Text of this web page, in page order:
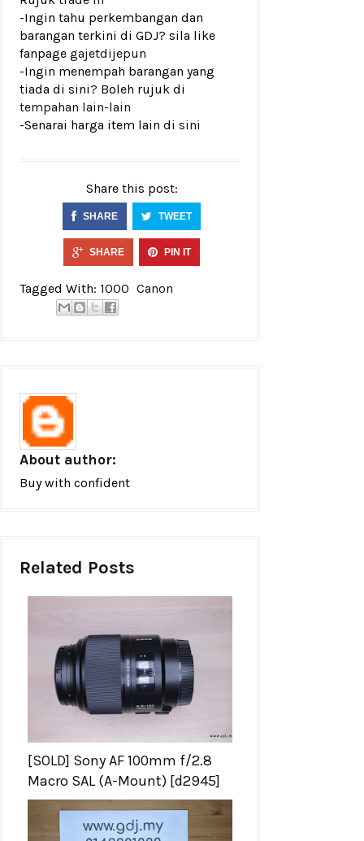
-Ingin tahu perkembangan dan
barangan terkini di GDJ? sila like
fanpage gajetdijepun
-Ingin menempah barangan yang
tiada di sini? Boleh rujuk di
tempahan lain-lain
-Senarai harga item lain di sini
Share this post:
SHARE TWEET
SHARE PIN IT
Tagged With: 1000 Canon
About author:
Buy with confident
Related Posts
[SOLD] Sony AF 100mm f/2.8
Macro SAL (A-Mount) [d2945]